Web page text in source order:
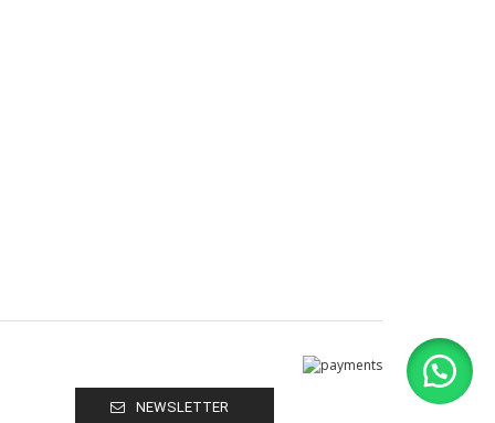
NEWSLETTER